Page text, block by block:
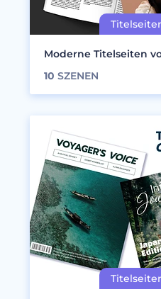
Moderne Titelseiten
10 SZENEN